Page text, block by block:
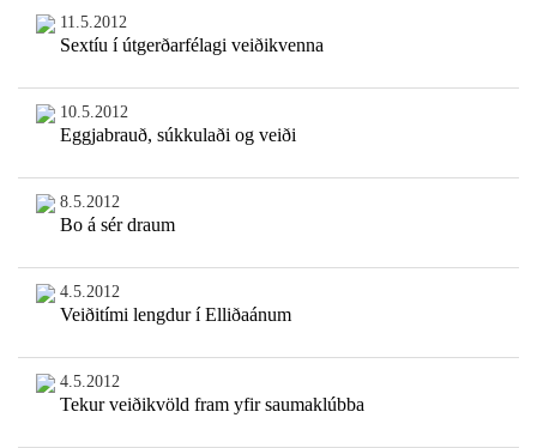
11.5.2012
Sextíu í útgerðarfélagi veiðikvenna
10.5.2012
Eggjabrauð, súkkulaði og veiði
8.5.2012
Bo á sér draum
4.5.2012
Veiðitími lengdur í Elliðaánum
4.5.2012
Tekur veiðikvöld fram yfir saumaklúbba